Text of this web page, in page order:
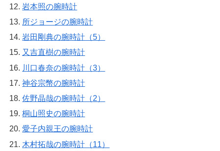
岩本照の腕時計
所ジョージの腕時計
岩田剛典の腕時計（5）
又吉直樹の腕時計
川口春奈の腕時計（3）
神谷宗幣の腕時計
佐野晶哉の腕時計（2）
桐山照史の腕時計
愛子内親王の腕時計
木村拓哉の腕時計（11）